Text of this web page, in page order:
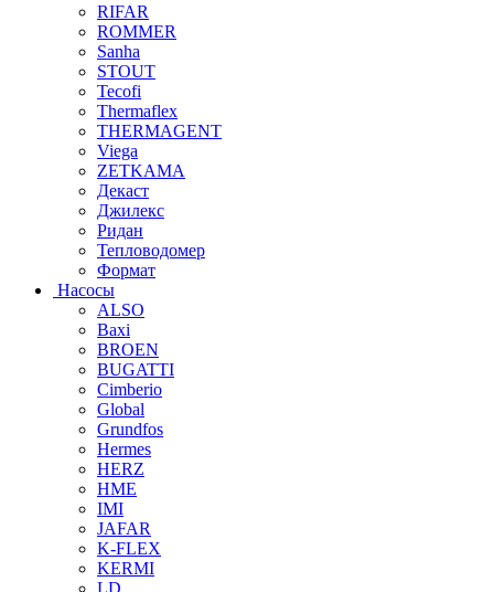
RIFAR
ROMMER
Sanha
STOUT
Tecofi
Thermaflex
THERMAGENT
Viega
ZETKAMA
Декаст
Джилекс
Ридан
Тепловодомер
Формат
Насосы
ALSO
Baxi
BROEN
BUGATTI
Cimberio
Global
Grundfos
Hermes
HERZ
HME
IMI
JAFAR
K-FLEX
KERMI
LD